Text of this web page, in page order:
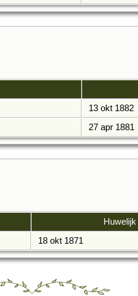
13 okt 1882
27 apr 1881
Huwelijk
18 okt 1871